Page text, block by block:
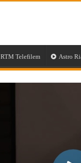
RTM Telefilem Astro